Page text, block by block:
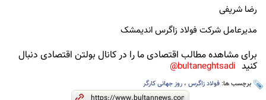
رضا شریفی
مدیرعامل شرکت فولاد زاگرس اندیمشک
برای مشاهده مطالب اقتصادی ما را در کانال بولتن اقتصادی دنبال
کنید bultaneghtsadi@
برچسب ها: فولاد زاگرس ، روز جهانی کارگر